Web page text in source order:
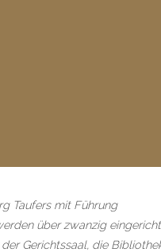
Taufers mit Führung
über zwanzig
Gerichtssaal, die